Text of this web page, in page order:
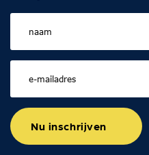
Nu inschrijven